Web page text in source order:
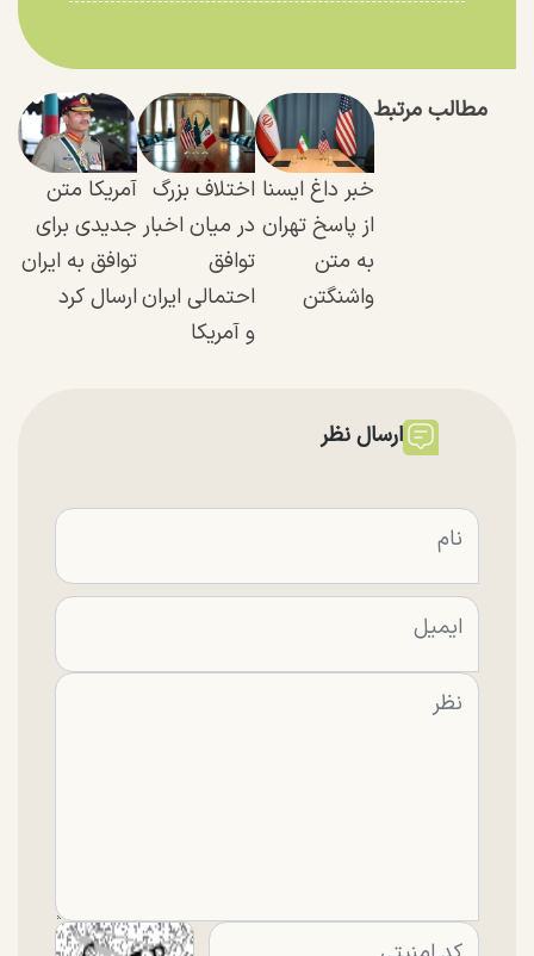
مطالب مرتبط
خبر داغ ایسنا
از پاسخ تهران
به متن
واشنگتن
اختلاف بزرگ
در میان اخبار
توافق
احتمالی ایران
و آمریکا
آمریکا متن
جدیدی برای
توافق به ایران
ارسال کرد
ارسال نظر